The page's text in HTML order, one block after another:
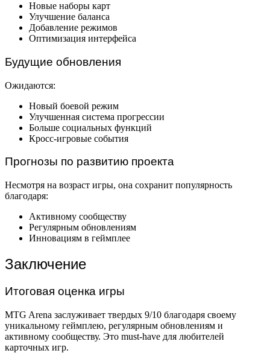
Новые наборы карт
Улучшение баланса
Добавление режимов
Оптимизация интерфейса
Будущие обновления
Ожидаются:
Новый боевой режим
Улучшенная система прогрессии
Больше социальных функций
Кросс-игровые события
Прогнозы по развитию проекта
Несмотря на возраст игры, она сохранит популярность
благодаря:
Активному сообществу
Регулярным обновлениям
Инновациям в геймплее
Заключение
Итоговая оценка игры
MTG Arena заслуживает твердых 9/10 благодаря своему
уникальному геймплею, регулярным обновлениям и
активному сообществу. Это must-have для любителей
карточных игр.